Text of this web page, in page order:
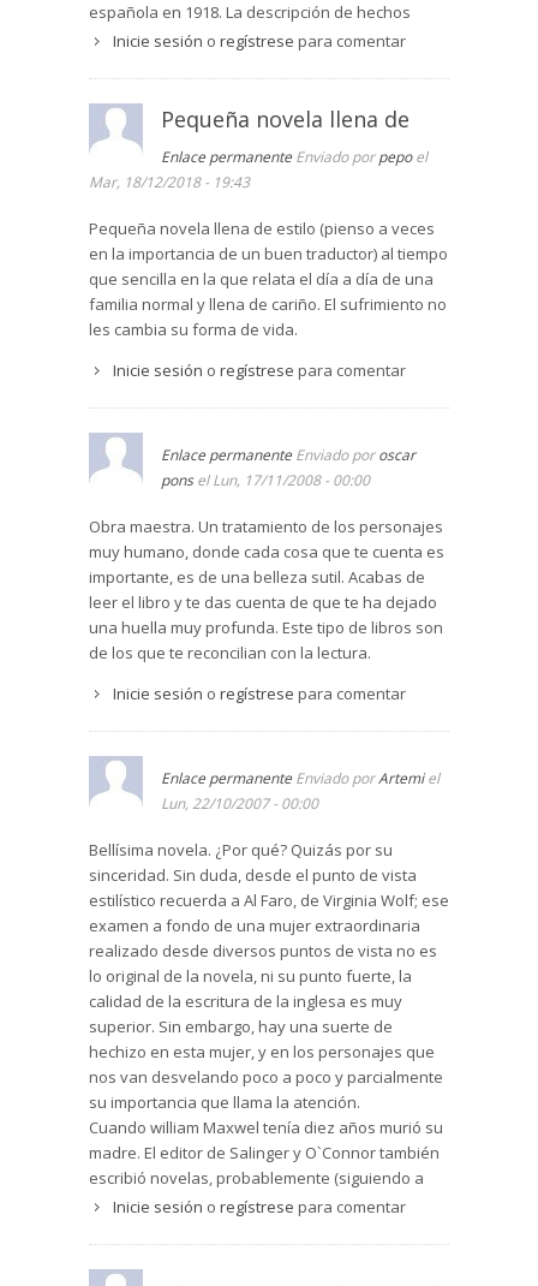
española en 1918. La descripción de hechos
sencillos para componer un mosaico se reparte
Más que lo que sucede en la novela, que es
relativamente poco, destaca el modo de relatar,
con ese estilo lineal, sin adornos lingüísticos
innecesarios pero con descripción de detalles
con los ojos del autor.
Libro recomendable
Inicie sesión o regístrese para comentar
Pequeña novela llena de
Enlace permanente Enviado porpepoel
Mar, 18/12/2018 - 19:43
Pequeña novela llena de estilo (pienso a veces
en la importancia de un buen traductor) al tiempo
que sencilla en la que relata el día a día de una
familia normal y llena de cariño. El sufrimiento no
les cambia su forma de vida.
Inicie sesión o regístrese para comentar
Enlace permanente Enviado poroscar
ponsel Lun, 17/11/2008 - 00:00
Obra maestra. Un tratamiento de los personajes
muy humano, donde cada cosa que te cuenta es
importante, es de una belleza sutil. Acabas de
leer el libro y te das cuenta de que te ha dejado
una huella muy profunda. Este tipo de libros son
de los que te reconcilian con la lectura.
Inicie sesión o regístrese para comentar
Enlace permanente Enviado porArtemiel
Lun, 22/10/2007 - 00:00
Bellísima novela. ¿Por qué? Quizás por su
sinceridad. Sin duda, desde el punto de vista
estilístico recuerda a Al Faro, de Virginia Wolf; ese
examen a fondo de una mujer extraordinaria
realizado desde diversos puntos de vista no es
lo original de la novela, ni su punto fuerte, la
calidad de la escritura de la inglesa es muy
superior. Sin embargo, hay una suerte de
hechizo en esta mujer, y en los personajes que
nos van desvelando poco a poco y parcialmente
su importancia que llama la atención.
Cuando william Maxwel tenía diez años murió su
madre. El editor de Salinger y O`Connor también
escribió novelas, probablemente (siguiendo a
Vargas Llosa) para exorcizar esos demonios,
continuamos con la crítica. Pongamos que Bunny
Inicie sesión o regístrese para comentar